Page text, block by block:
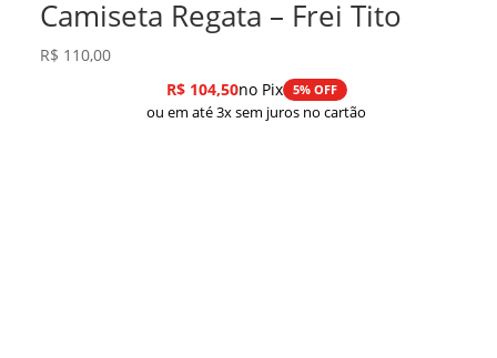
Camiseta Regata – Frei Tito
R$ 110,00
R$104,50no Pix 5% OFF
ou em até 3x sem juros no cartão